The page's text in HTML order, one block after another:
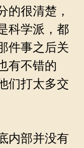
的很清楚，
科学派，都
件事之后关
有不错的
们打太多交
内部并没有